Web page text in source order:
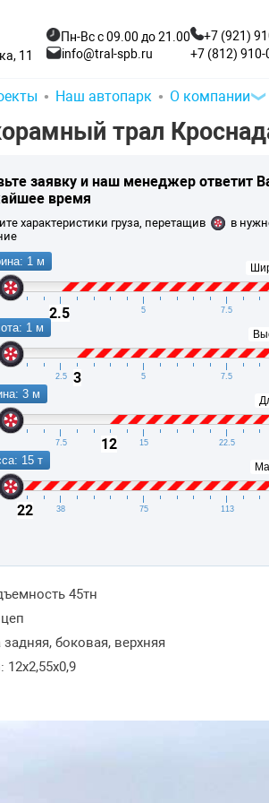
11
Пн-Вс с 09.00 до 21.00
info@tral-spb.ru
+7 (921)
+7 (812) 910-
Наш автопарк О компании
трал
заявку и наш менеджер ответит
время
характеристики груза, перетащив
в
1 м
2.5 5 7.5
2.5
1 м
2.5 5 7.5
3
3 м
7.5 15 22.5
12
15 т
38 75 113
22
45тн
задняя, боковая, верхняя